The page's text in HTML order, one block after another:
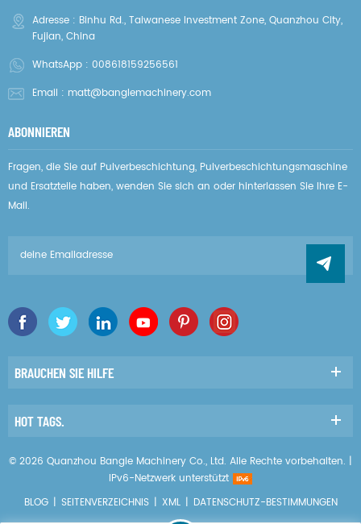
Adresse : Binhu Rd., Taiwanese Investment Zone, Quanzhou City,
Fujian, China
WhatsApp : 008618159256561
Email : matt@banglemachinery.com
ABONNIEREN
Fragen, die Sie auf Pulverbeschichtung, Pulverbeschichtungsmaschine
und Ersatzteile haben, wenden Sie sich an oder hinterlassen Sie Ihre E-
Mail.
BRAUCHEN SIE HILFE
HOT TAGS.
© 2026 Quanzhou Bangle Machinery Co., Ltd. Alle Rechte vorbehalten. |
IPv6-Netzwerk unterstützt
BLOG | SEITENVERZEICHNIS | XML | DATENSCHUTZ-BESTIMMUNGEN